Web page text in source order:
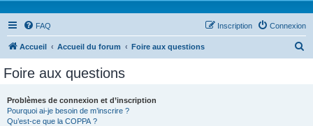
FAQ Connexion
Inscription
Accueil Accueil du forum Foire aux questions
Foire aux questions
Problèmes de connexion et d’inscription
Pourquoi ai-je besoin de m’inscrire ?
Qu’est-ce que la COPPA ?